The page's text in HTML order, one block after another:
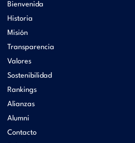
Bienvenida
Historia
Misión
Transparencia
Valores
Sostenibilidad
Rankings
Alianzas
Alumni
Contacto